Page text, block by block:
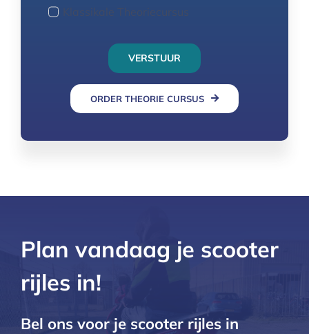
VERSTUUR
ORDER THEORIE CURSUS
Plan vandaag je scooter
rijles in!
Bel ons voor je scooter rijles in